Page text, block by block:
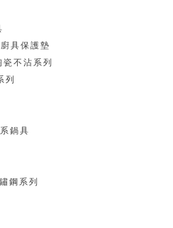
具保護墊
不沾系列
列
鍋具
鋼系列